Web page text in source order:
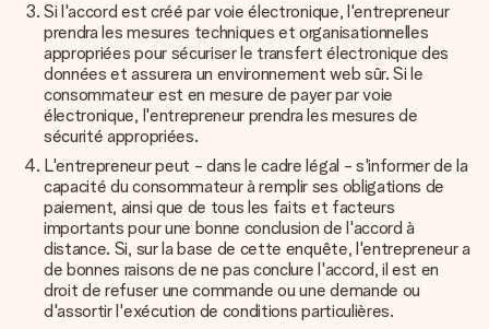
Si l'accord est créé par voie électronique, l'entrepreneur
prendra les mesures techniques et organisationnelles
appropriées pour sécuriser le transfert électronique des
données et assurera un environnement web sûr. Si le
consommateur est en mesure de payer par voie
électronique, l'entrepreneur prendra les mesures de
sécurité appropriées.
L'entrepreneur peut - dans le cadre légal - s'informer de la
capacité du consommateur à remplir ses obligations de
paiement, ainsi que de tous les faits et facteurs
importants pour une bonne conclusion de l'accord à
distance. Si, sur la base de cette enquête, l'entrepreneur a
de bonnes raisons de ne pas conclure l'accord, il est en
droit de refuser une commande ou une demande ou
d'assortir l'exécution de conditions particulières.